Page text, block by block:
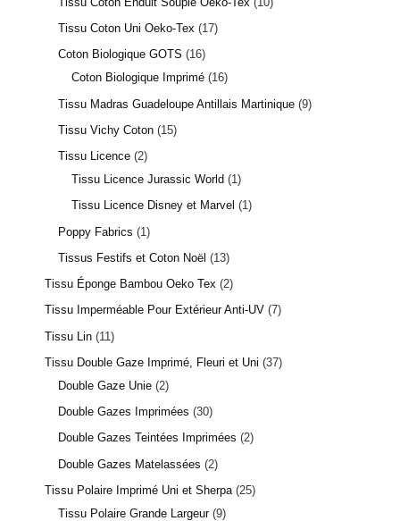
Tissu Coton Uni Oeko-Tex
17
Coton Biologique GOTS
16
Coton Biologique Imprimé 16
Tissu Madras Guadeloupe Antillais Martinique 9
Tissu Vichy Coton 15
Tissu Licence 2
Tissu Licence Jurassic World
1
Tissu Licence Disney et Marvel
1
Poppy Fabrics
1
Tissus Festifs et Coton Noël
13
Tissu Éponge Bambou Oeko Tex 2
Tissu Imperméable Pour Extérieur Anti-UV 7
Tissu Lin 11
Tissu Double Gaze Imprimé, Fleuri et Uni 37
Double Gaze Unie 2
Double Gazes Imprimées 30
Double Gazes Teintées Imprimées 2
Double Gazes Matelassées
2
Tissu Polaire Imprimé Uni et Sherpa 25
Tissu Polaire Grande Largeur 9